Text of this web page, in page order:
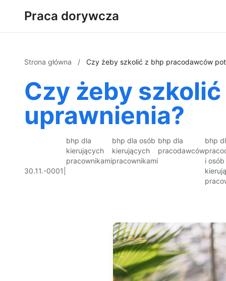
Praca dorywcza
Strona główna / Czy żeby szkolić z bhp pracodawców
Czy żeby
uprawnienia?
30.11.-0001
bhp dla
kierujących
pracownikami
bhp dla osób
kierujących
pracownikami
bhp dla
pracodawców
bhp
i osób